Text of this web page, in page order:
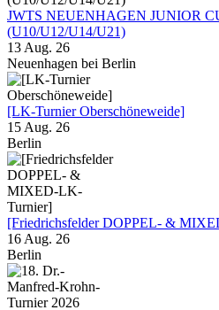
JWTS NEUENHAGEN JUNIOR
(U10/U12/U14/U21)
13 Aug. 26
Neuenhagen bei Berlin
[LK-Turnier Oberschöneweide]
15 Aug. 26
Berlin
[Friedrichsfelder DOPPEL- &
16 Aug. 26
Berlin